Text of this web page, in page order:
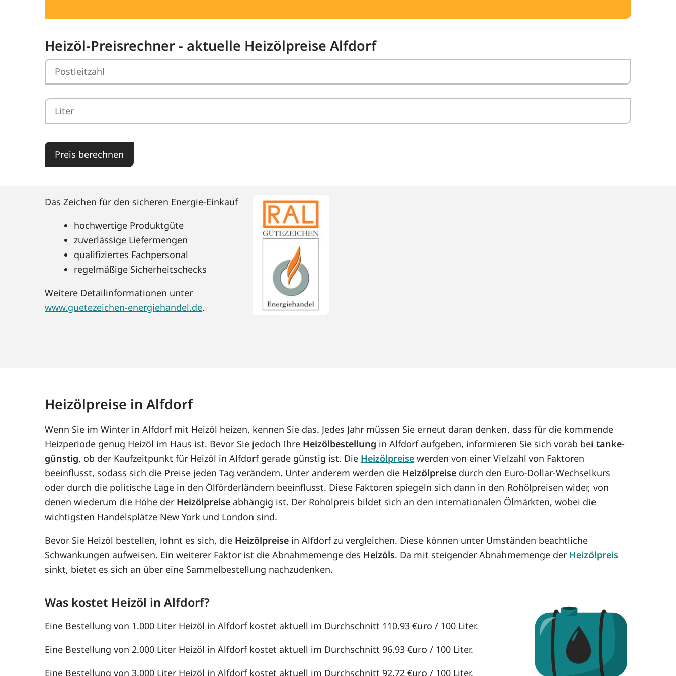
Heizöl-Preisrechner - aktuelle Heizölpreise Alfdorf
Preis berechnen
Das Zeichen für den sicheren Energie-Einkauf
hochwertige Produktgüte
zuverlässige Liefermengen
qualifiziertes Fachpersonal
regelmäßige Sicherheitschecks
Weitere Detailinformationen unter
www.guetezeichen-energiehandel.de.
Heizölpreise in Alfdorf
Wenn Sie im Winter in Alfdorf mit Heizöl heizen, kennen Sie das. Jedes Jahr müssen Sie erneut daran denken, dass für die kommende
Heizperiode genug Heizöl im Haus ist. Bevor Sie jedoch Ihre Heizölbestellung in Alfdorf aufgeben, informieren Sie sich vorab beitanke-
günstig, ob der Kaufzeitpunkt für Heizöl in Alfdorf gerade günstig ist. Die Heizölpreise werden von einer Vielzahl von Faktoren
beeinflusst, sodass sich die Preise jeden Tag verändern. Unter anderem werden die Heizölpreise durch den Euro-Dollar-Wechselkurs
oder durch die politische Lage in den Ölförderländern beeinflusst. Diese Faktoren spiegeln sich dann in den Rohölpreisen wider, von
denen wiederum die Höhe der Heizölpreise abhängig ist. Der Rohölpreis bildet sich an den internationalen Ölmärkten, wobei die
wichtigsten Handelsplätze New York und London sind.
Bevor Sie Heizöl bestellen, lohnt es sich, die Heizölpreise in Alfdorf zu vergleichen. Diese können unter Umständen beachtliche
Schwankungen aufweisen. Ein weiterer Faktor ist die Abnahmemenge des Heizöls. Da mit steigender Abnahmemenge der Heizölpreis
sinkt, bietet es sich an über eine Sammelbestellung nachzudenken.
Was kostet Heizöl in Alfdorf?
Eine Bestellung von 1.000 Liter Heizöl in Alfdorf kostet aktuell im Durchschnitt 110.93 €uro / 100 Liter.
Eine Bestellung von 2.000 Liter Heizöl in Alfdorf kostet aktuell im Durchschnitt 96.93 €uro / 100 Liter.
Eine Bestellung von 3.000 Liter Heizöl in Alfdorf kostet aktuell im Durchschnitt 92.72 €uro / 100 Liter.